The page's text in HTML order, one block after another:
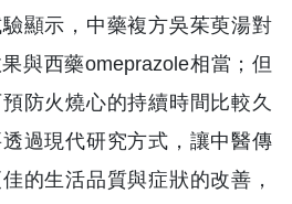
顯示，中藥複方吳茱萸湯對
與西藥omeprazole相當；但
防火燒心的持續時間比較久
透過現代研究方式，讓中醫傳
的生活品質與症狀的改善，